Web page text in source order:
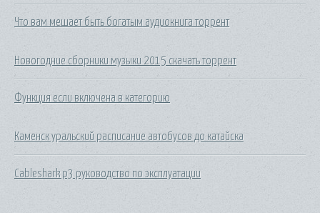
Что вам мешает быть богатым аудиокнига торрент
Новогодние сборники музыки 2015 скачать торрент
Функция если включена в категорию
Каменск уральский расписание автобусов до катайска
Cableshark p3 руководство по эксплуатации